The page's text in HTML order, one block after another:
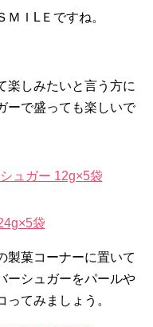
ＩLＥですね。
楽しみたいと言う方に
ーで盛っても楽しいで
ュガー 12g×5袋
袋
製菓コーナーに置いて
ーシュガーをパールや
てみましょう。